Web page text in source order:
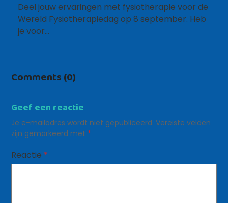
Deel jouw ervaringen met fysiotherapie voor de
Wereld Fysiotherapiedag op 8 september. Heb
je voor…
Comments (0)
Geef een reactie
Je e-mailadres wordt niet gepubliceerd. Vereiste velden
zijn gemarkeerd met *
Reactie *